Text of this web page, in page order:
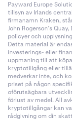
Payward Europe
tillsyn av Irlands
firmanamn Kraken,
John Rogerson’s
policyer och
Detta material är
investerings- eller
uppmaning till att
kryptotillgång eller
medverkar inte, och
priset på någon
oförutsägbara
förlust av medel. All
kryptotillgångar kan
rådgivning om din